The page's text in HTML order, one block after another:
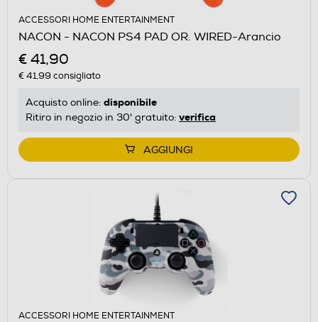
ACCESSORI HOME ENTERTAINMENT
NACON - NACON PS4 PAD OR. WIRED-Arancio
€ 41,90
€ 41,99 consigliato
Acquisto online: disponibile
Ritiro in negozio in 30' gratuito: verifica
AGGIUNGI
ACCESSORI HOME ENTERTAINMENT